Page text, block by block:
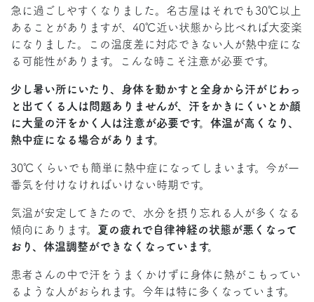
急に過ごしやすくなりました。名古屋はそれでも30℃以上
あることがありますが、40℃近い状態から比べれば大変楽
になりました。この温度差に対応できない人が熱中症にな
る可能性があります。こんな時こそ注意が必要です。
少し暑い所にいたり、身体を動かすと全身から汗がじわっ
と出てくる人は問題ありませんが、汗をかきにくいとか顔
に大量の汗をかく人は注意が必要です。体温が高くなり、
熱中症になる場合があります。
30℃くらいでも簡単に熱中症になってしまいます。今が一
番気を付けなければいけない時期です。
気温が安定してきたので、水分を摂り忘れる人が多くなる
傾向にあります。
夏の疲れで自律神経の状態が悪くなって
おり、体温調整ができなくなっています。
患者さんの中で汗をうまくかけずに身体に熱がこもってい
るような人がおられます。今年は特に多くなっています。